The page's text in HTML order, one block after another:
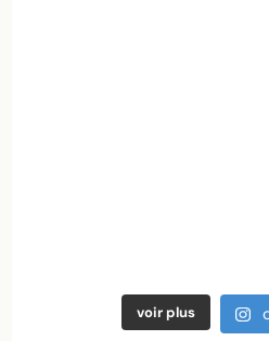
voir plus